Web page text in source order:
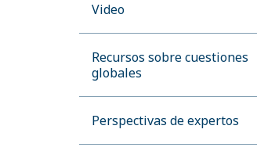
Video
Recursos sobre cuestiones
globales
Perspectivas de expertos